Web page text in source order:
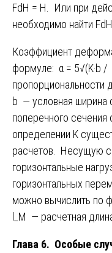
FdH = H. Или при
необходимо найти
Коэффициент
формуле: α = 5√(K·b /
пропорциональности
b — условная ширина
поперечного
определении K
расчетов. Несущую
горизонтальные
горизонтальных
можно вычислить по
l_M — расчетная
Глава 6. Особые